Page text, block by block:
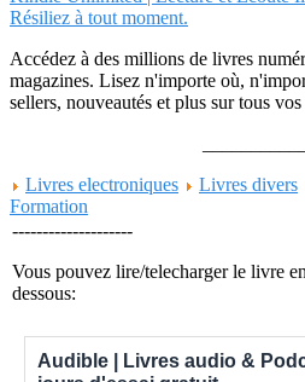
Résiliez à tout moment.
Accédez à des millions de livres
magazines. Lisez n'importe où,
sellers, nouveautés et plus sur tous
Livres electroniques
Livres divers
Formation
--------------------
Vous pouvez lire/telecharger le livre
dessous:
Audible | Livres audio &